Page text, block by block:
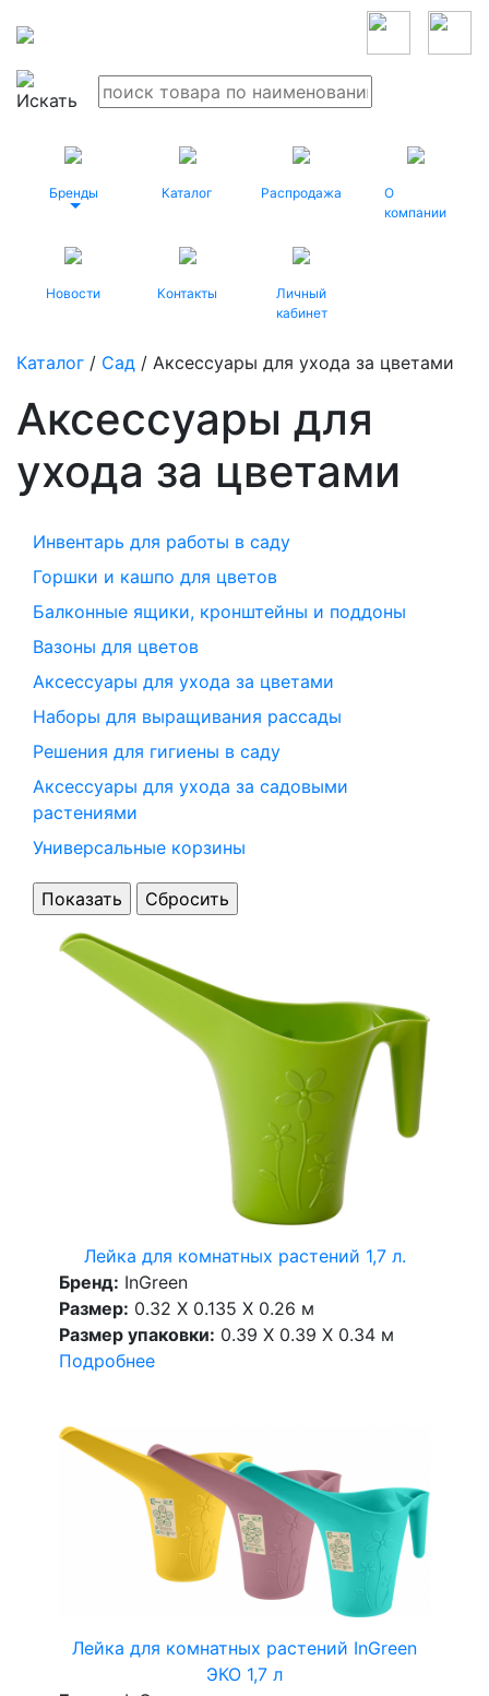
Бренды Каталог Распродажа
О
компании
Новости Контакты
Личный
кабинет
Каталог / Сад / Аксессуары для ухода за цветами
Аксессуары для
ухода за цветами
Инвентарь для работы в саду
Горшки и кашпо для цветов
Балконные ящики, кронштейны и поддоны
Вазоны для цветов
Аксессуары для ухода за цветами
Наборы для выращивания рассады
Решения для гигиены в саду
Аксессуары для ухода за садовыми
растениями
Универсальные корзины
Лейка для комнатных растений 1,7 л.
Бренд: InGreen
Размер: 0.32 X 0.135 X 0.26 м
Размер упаковки: 0.39 X 0.39 X 0.34 м
Подробнее
Лейка для комнатных растений InGreen
ЭКО 1,7 л